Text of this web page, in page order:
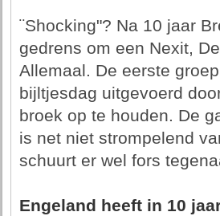
¨Shocking"? Na 10 jaar
gedrens om een Nexit,
Allemaal. De eerste
bijltjesdag uitgevoerd
broek op te houden. De
is net niet strompelend
schuurt er wel fors
Engeland heeft in 10